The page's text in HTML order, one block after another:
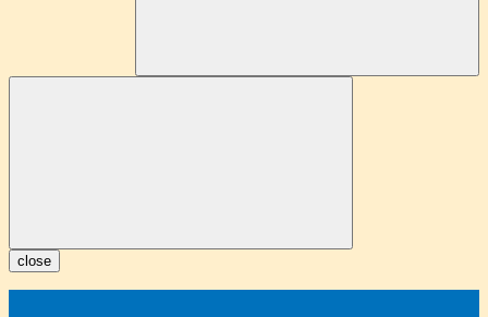
close